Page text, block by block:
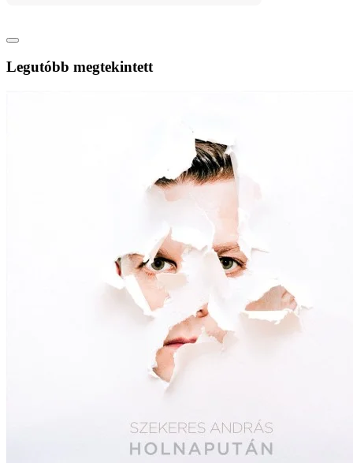
Legutóbb megtekintett